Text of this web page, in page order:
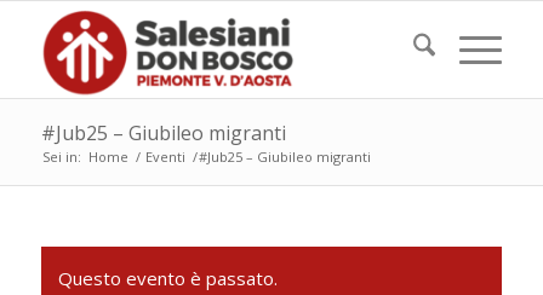
#Jub25 – Giubileo migranti
Sei in: Home / Eventi /#Jub25 – Giubileo migranti
Questo evento è passato.